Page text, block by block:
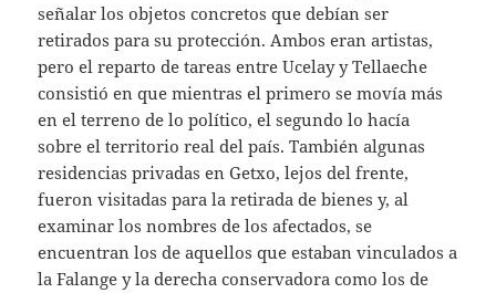
señalar los objetos concretos que debían ser
retirados para su protección. Ambos eran artistas,
pero el reparto de tareas entre Ucelay y Tellaeche
consistió en que mientras el primero se movía más
en el terreno de lo político, el segundo lo hacía
sobre el territorio real del país. También algunas
residencias privadas en Getxo, lejos del frente,
fueron visitadas para la retirada de bienes y, al
examinar los nombres de los afectados, se
encuentran los de aquellos que estaban vinculados a
la Falange y la derecha conservadora como los de